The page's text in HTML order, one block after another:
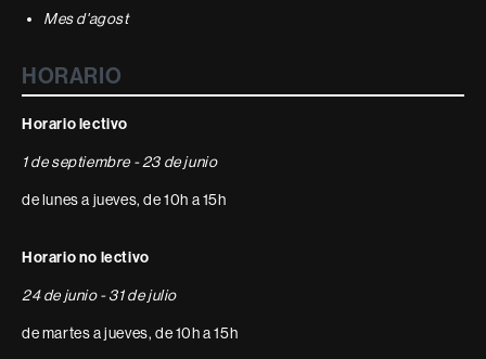
Mes d'agost
HORARIO
Horario lectivo
1 de septiembre - 23 de junio
de lunes a jueves, de 10h a 15h
Horario no lectivo
24 de junio - 31 de julio
de martes a jueves, de 10h a 15h